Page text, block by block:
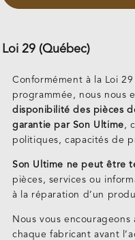
Loi 29 (Québec)
Conformément à la Loi
programmée, nous nous
disponibilité des pièces
garantie par Son Ultime,
politiques, capacités de
Son Ultime ne peut être
pièces, services ou
à la réparation d’un
Nous vous
chaque fabricant avant